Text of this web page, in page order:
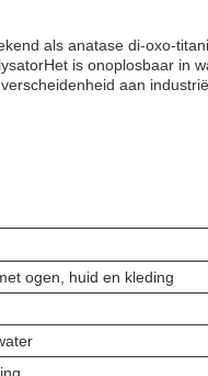
als anatase di-oxo-
is onoplosbaar in
aan
ogen, huid en kleding